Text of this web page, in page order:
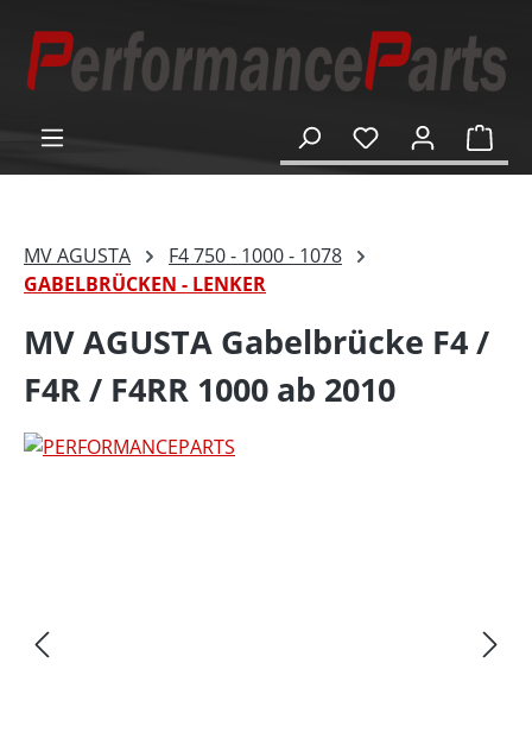
springen
MV AGUSTA
F4 750 - 1000 - 1078
GABELBRÜCKEN - LENKER
MV AGUSTA Gabelbrücke F4 /
F4R / F4RR 1000 ab 2010